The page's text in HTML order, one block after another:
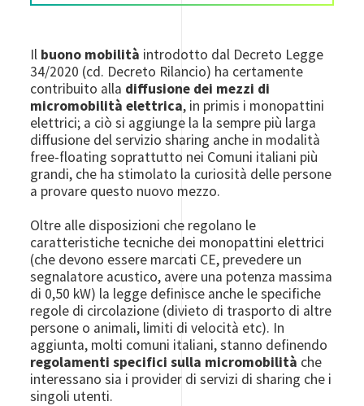
Il buono mobilità introdotto dal Decreto Legge
34/2020 (cd. Decreto Rilancio) ha certamente
contribuito alla diffusione dei mezzi di
micromobilità elettrica, in primis i monopattini
elettrici; a ciò si aggiunge la la sempre più larga
diffusione del servizio sharing anche in modalità
free-floating soprattutto nei Comuni italiani più
grandi, che ha stimolato la curiosità delle persone
a provare questo nuovo mezzo.
Oltre alle disposizioni che regolano le
caratteristiche tecniche dei monopattini elettrici
(che devono essere marcati CE, prevedere un
segnalatore acustico, avere una potenza massima
di 0,50 kW) la legge definisce anche le specifiche
regole di circolazione (divieto di trasporto di altre
persone o animali, limiti di velocità etc). In
aggiunta, molti comuni italiani, stanno definendo
regolamenti specifici sulla micromobilità che
interessano sia i provider di servizi di sharing che i
singoli utenti.